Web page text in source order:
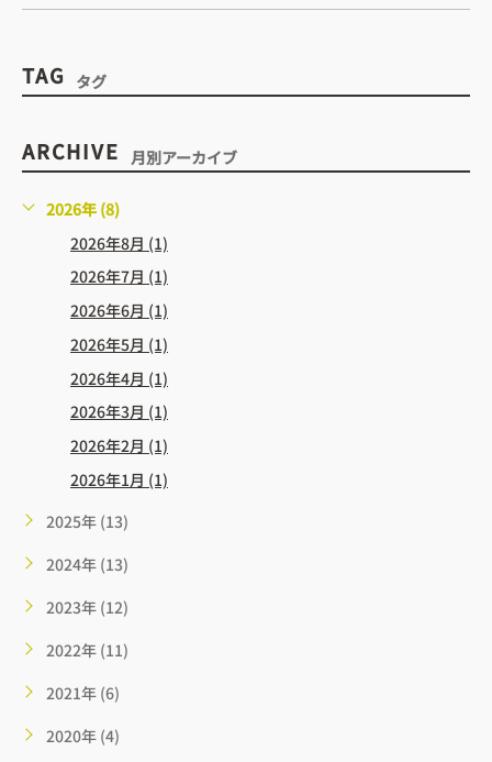
TAG タグ
ARCHIVE 月別アーカイブ
2026年 (8)
2026年8月 (1)
2026年7月 (1)
2026年6月 (1)
2026年5月 (1)
2026年4月 (1)
2026年3月 (1)
2026年2月 (1)
2026年1月 (1)
2025年 (13)
2024年 (13)
2023年 (12)
2022年 (11)
2021年 (6)
2020年 (4)